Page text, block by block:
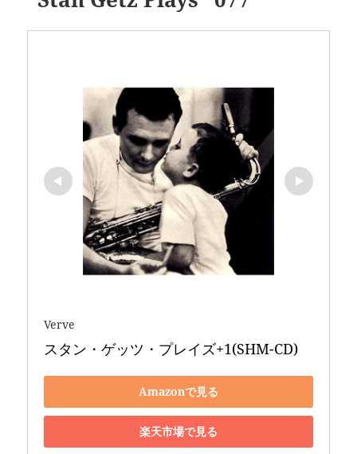
Verve
スタン・ゲッツ・プレイズ+1(SHM-CD)
Amazonで見る
楽天市場で見る